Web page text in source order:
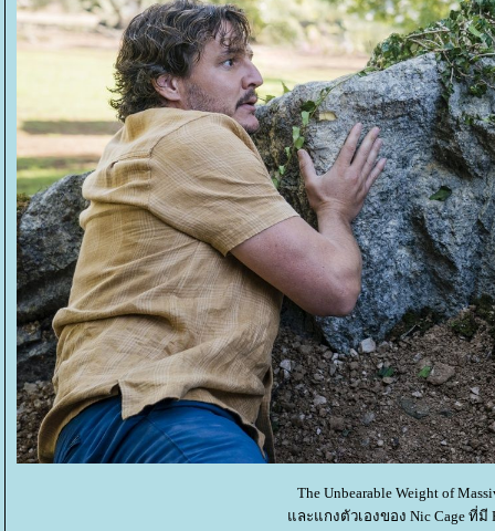
The Unbearable Weight of
ละแกงตัวเองของ Nic Cage ที่มี